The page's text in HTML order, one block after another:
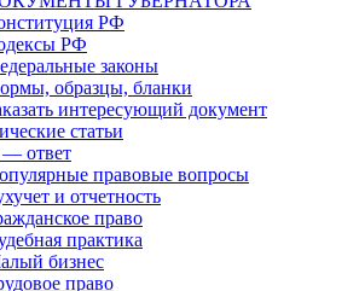
РФ
РФ
законы
образцы, бланки
интересующий документ
статьи
ответ
правовые вопросы
и отчетность
право
практика
бизнес
право